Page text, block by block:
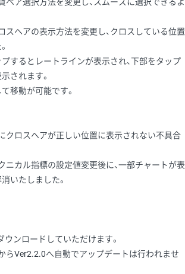
スヘアの表示方法を変更し、クロスしている位置
するとレートラインが表示され、下部をタップ
されます。
移動が可能です。
クロスヘアが正しい位置に表示されない不具合
ニカル指標の設定値変更後に、一部チャートが表
いたしました。
ンロードしていただけます。
らVer2.2.0へ自動でアップデートは行われませ